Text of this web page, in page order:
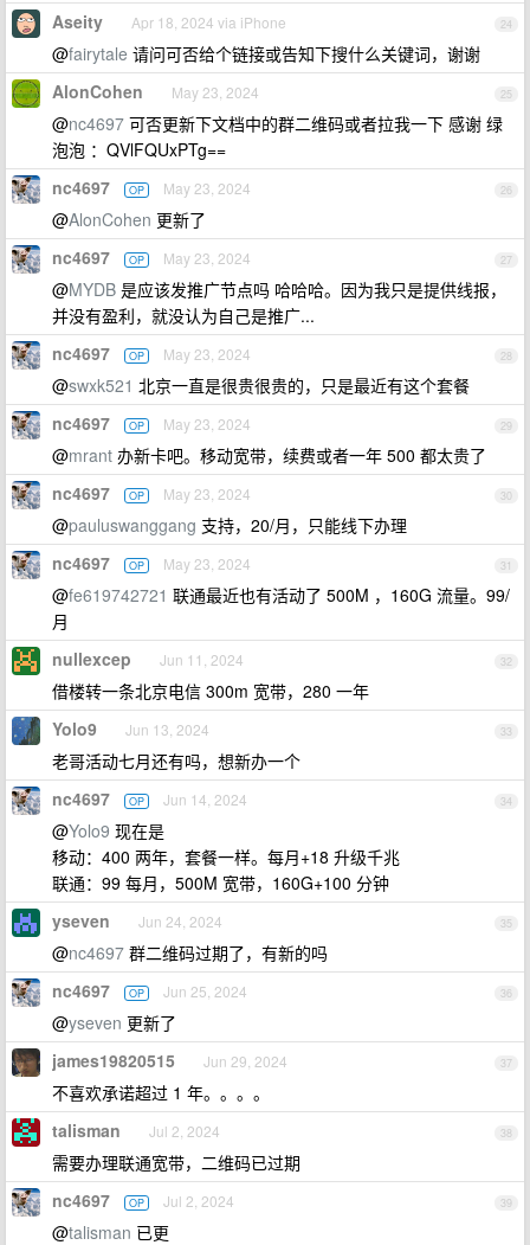
24
Aseity Apr 18, 2024 via iPhone
@fairytale 请问可否给个链接或告知下搜什么关键词，谢谢
25
AlonCohen May 23, 2024
@nc4697 可否更新下文档中的群二维码或者拉我一下 感谢 绿
泡泡 ：QVlFQUxPTg==
26
nc4697 OP May 23, 2024
@AlonCohen 更新了
27
nc4697 OP May 23, 2024
@MYDB 是应该发推广节点吗 哈哈哈。因为我只是提供线报，
并没有盈利，就没认为自己是推广...
28
nc4697 OP May 23, 2024
@swxk521 北京一直是很贵很贵的，只是最近有这个套餐
29
nc4697 OP May 23, 2024
@mrant 办新卡吧。移动宽带，续费或者一年 500 都太贵了
30
nc4697 OP May 23, 2024
@pauluswanggang 支持，20/月，只能线下办理
31
nc4697 OP May 23, 2024
@fe619742721 联通最近也有活动了 500M ，160G 流量。99/
月
32
nullexcep Jun 11, 2024
借楼转一条北京电信 300m 宽带，280 一年
33
Yolo9 Jun 13, 2024
老哥活动七月还有吗，想新办一个
34
nc4697 OP Jun 14, 2024
@Yolo9 现在是
移动：400 两年，套餐一样。每月+18 升级千兆
联通：99 每月，500M 宽带，160G+100 分钟
35
yseven Jun 24, 2024
@nc4697 群二维码过期了，有新的吗
36
nc4697 OP Jun 25, 2024
@yseven 更新了
37
james19820515 Jun 29, 2024
不喜欢承诺超过 1 年。。。。
38
talisman Jul 2, 2024
需要办理联通宽带，二维码已过期
39
nc4697 OP Jul 2, 2024
@talisman 已更